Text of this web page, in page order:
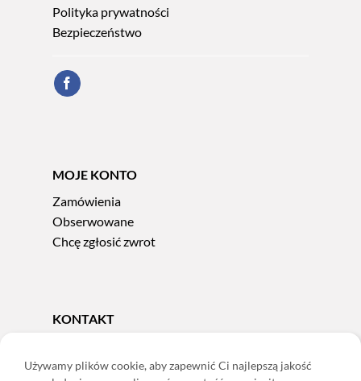
Polityka prywatności
Bezpieczeństwo
MOJE KONTO
Zamówienia
Obserwowane
Chcę zgłosić zwrot
KONTAKT
e-mail:sklep@adoris.pl
Używamy plików cookie, aby zapewnić Ci najlepszą jakość